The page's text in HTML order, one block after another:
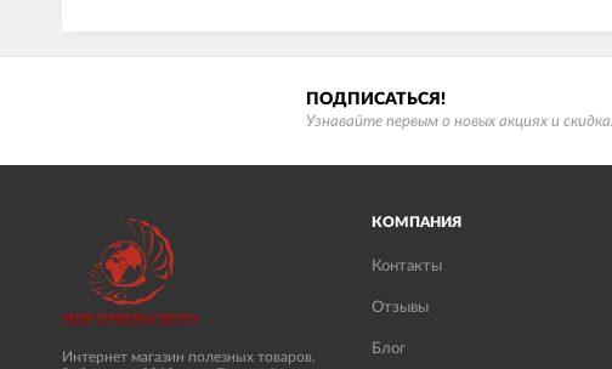
ПОДПИСАТЬСЯ!
Узнавайте первым о новых акциях и
Интернет магазин полезных товаров.
КОМПАНИЯ
Контакты
Отзывы
Блог